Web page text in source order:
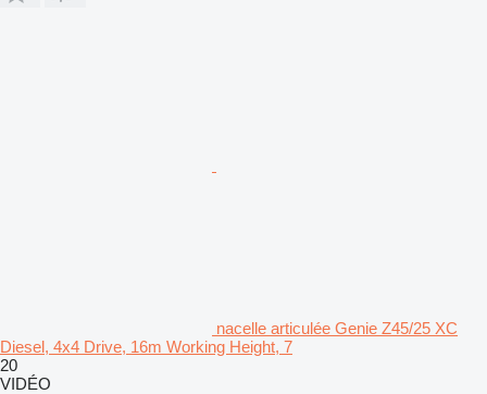
nacelle articulée Genie Z45/25 XC
Diesel, 4x4 Drive, 16m Working Height, 7
20
VIDÉO